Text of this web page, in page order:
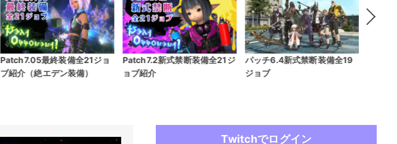
Patch7.05最終装備全21ジョ
ブ紹介（絶エデン装備）
Patch7.2新式禁断装備全21ジ
ョブ紹介
パッチ6.4新式禁断装備全19
ジョブ
Twitchでログイン